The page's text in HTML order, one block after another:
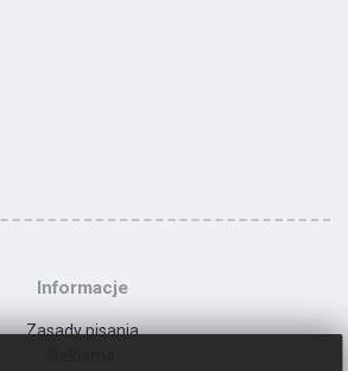
Informacje
Zasady pisania